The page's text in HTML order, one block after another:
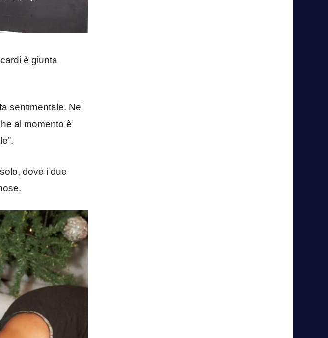
è giunta
sentimentale. Nel
al momento è
dove i due